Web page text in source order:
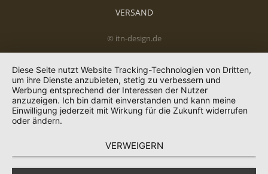
VERSAND
© itn-design.de
Diese Seite nutzt Website Tracking-Technologien von Dritten,
um ihre Dienste anzubieten, stetig zu verbessern und
Werbung entsprechend der Interessen der Nutzer
anzuzeigen. Ich bin damit einverstanden und kann meine
Einwilligung jederzeit mit Wirkung für die Zukunft widerrufen
oder ändern.
VERWEIGERN